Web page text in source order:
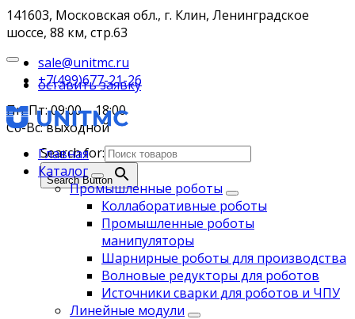
141603, Московская обл., г. Клин, Ленинградское
шоссе, 88 км, стр.63
sale@unitmc.ru
+7(499)677-21-26
Пн-Пт: 09:00 – 18:00
Сб-Вс: выходной
Search for:
Search Button
оставить заявку
Главная
Каталог
Промышленные роботы
Коллаборативные роботы
Промышленные роботы
манипуляторы
Шарнирные роботы для производства
Волновые редукторы для роботов
Источники сварки для роботов и ЧПУ
Линейные модули